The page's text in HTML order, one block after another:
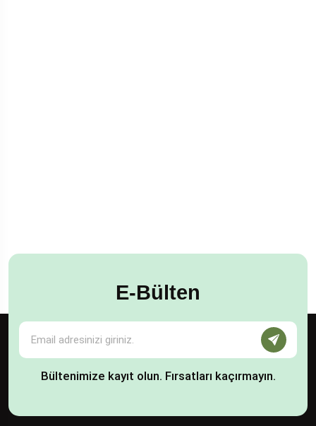
E-Bülten
Bültenimize kayıt olun. Fırsatları kaçırmayın.